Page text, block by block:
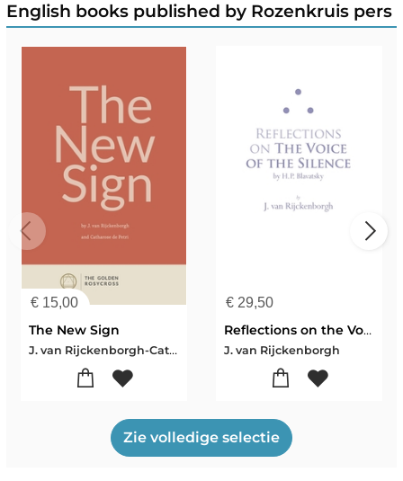
English books published by Rozenkruis pers
€ 15,00
The New Sign
J. van Rijckenborgh-Catharose de Petri
€ 29,50
Reflections on the Voice of Silence by H.P. Blavatsky
J. van Rijckenborgh
Zie volledige selectie